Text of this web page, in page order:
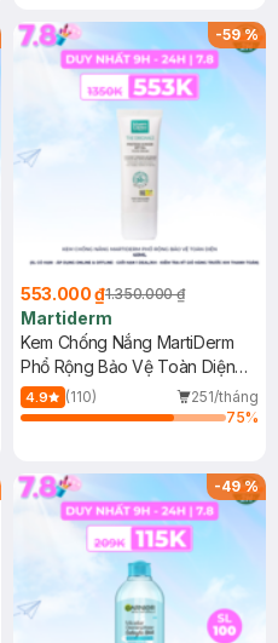
-59%
553.000 ₫1.350.000 ₫
Martiderm
Kem Chống Nắng MartiDerm
Phổ Rộng Bảo Vệ Toàn Diện
40ml
4.9 (110)
251/tháng
75%
-49%